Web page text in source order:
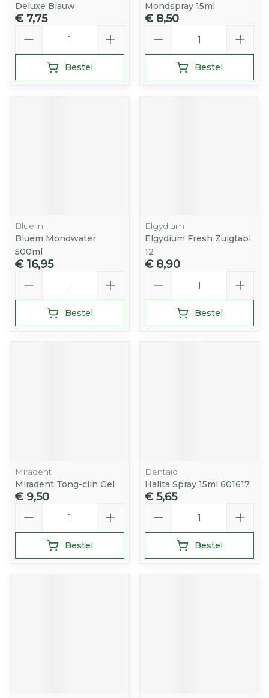
Deluxe Blauw
€ 7,75
Bestel
Mondspray 15ml
€ 8,50
Bestel
Bluem
Bluem Mondwater
500ml
€ 16,95
Bestel
Elgydium
Elgydium Fresh Zuigtabl
12
€ 8,90
Bestel
Miradent
Miradent Tong-clin Gel
€ 9,50
Bestel
Dentaid
Halita Spray 15ml 601617
€ 5,65
Bestel